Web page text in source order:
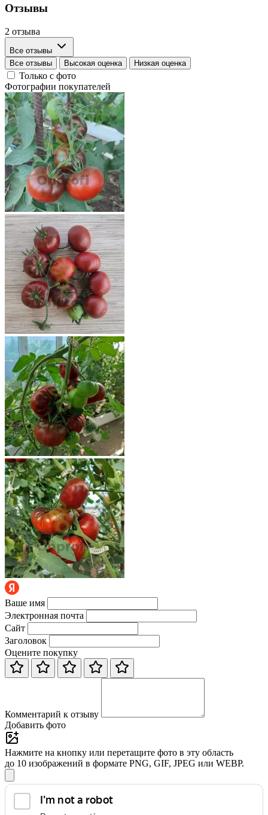
Отзывы
2 отзыва
Все отзывы
Все отзывы
Высокая оценка Низкая оценка
Только с фото
Фотографии покупателей
Ваше имя
Электронная почта
Сайт
Заголовок
Оцените покупку
Комментарий к отзыву
Добавить фото
Нажмите на кнопку или перетащите фото в эту область
до 10 изображений в формате PNG, GIF, JPEG или WEBP.